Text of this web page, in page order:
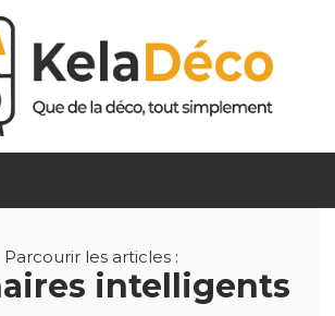
Parcourir les articles :
intelligents